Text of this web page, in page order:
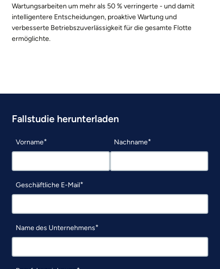
Wartungsarbeiten um mehr als 50 % verringerte - und damit
intelligentere Entscheidungen, proaktive Wartung und
verbesserte Betriebszuverlässigkeit für die gesamte Flotte
ermöglichte.
Fallstudie herunterladen
Vorname Nachname
Geschäftliche E-Mail
Name des Unternehmens